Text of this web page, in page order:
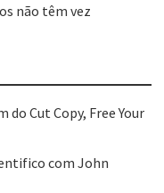
não têm vez
do Cut Copy, Free Your
com John